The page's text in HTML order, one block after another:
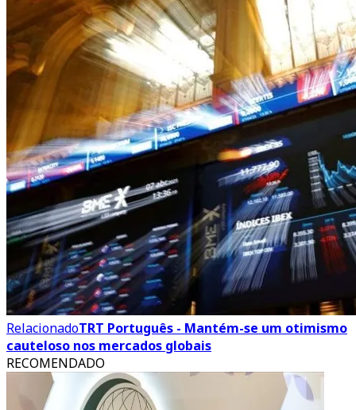
RelacionadoTRT Português - Mantém-se um otimismo
cauteloso nos mercados globais
RECOMENDADO